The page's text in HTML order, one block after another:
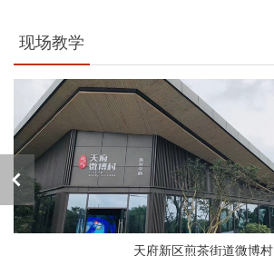
现场教学
天府新区煎茶街道微博村